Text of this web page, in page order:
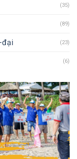
(35)
(89)
đại (23)
(6)